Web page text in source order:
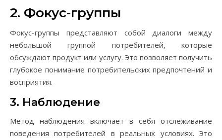
2. Фокус-группы
Фокус-группы представляют собой диалоги между
небольшой группой потребителей, которые
обсуждают продукт или услугу. Это позволяет получить
глубокое понимание потребительских предпочтений и
восприятия.
3. Наблюдение
Метод наблюдения включает в себя отслеживание
поведения потребителей в реальных условиях. Это